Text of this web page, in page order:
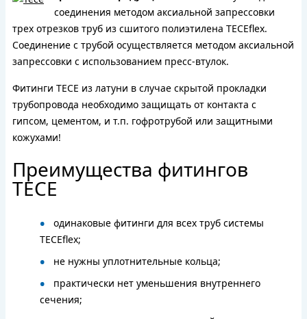
соединения методом аксиальной запрессовки
трех отрезков труб из сшитого полиэтилена TECEflex.
Соединение с трубой осуществляется методом аксиальной
запрессовки с использованием пресс-втулок.
Фитинги TECE из латуни в случае скрытой прокладки
трубопровода необходимо защищать от контакта с
гипсом, цементом, и т.п. гофротрубой или защитными
кожухами!
Преимущества фитингов
TECE
одинаковые фитинги для всех труб системы
TECEflex;
не нужны уплотнительные кольца;
практически нет уменьшения внутреннего
сечения;